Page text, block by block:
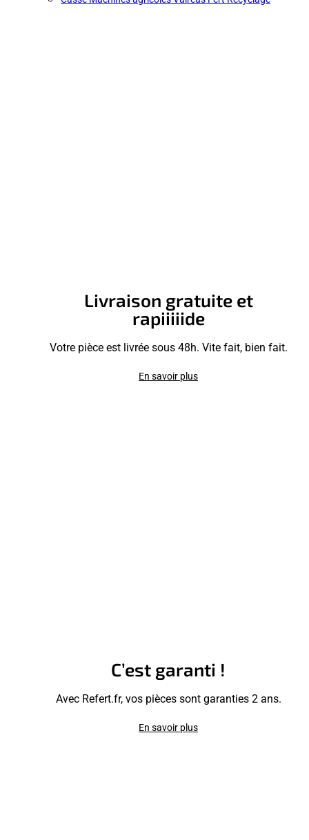
Livraison gratuite et
rapiiiiide
Votre pièce est livrée sous 48h. Vite fait, bien fait.
En savoir plus
C’est garanti !
Avec Refert.fr, vos pièces sont garanties 2 ans.
En savoir plus